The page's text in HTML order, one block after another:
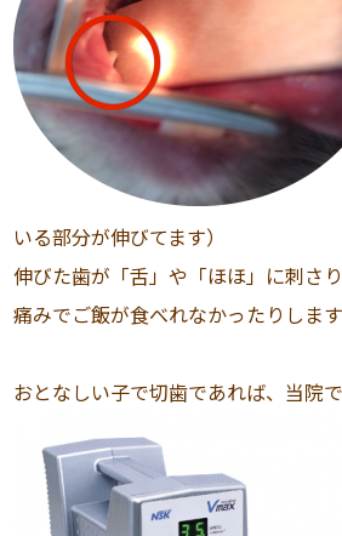
いる部分が伸びてます）
伸びた歯が「舌」や「ほほ」に刺さ
痛みでご飯が食べれなかったりします
おとなしい子で切歯であれば、当院